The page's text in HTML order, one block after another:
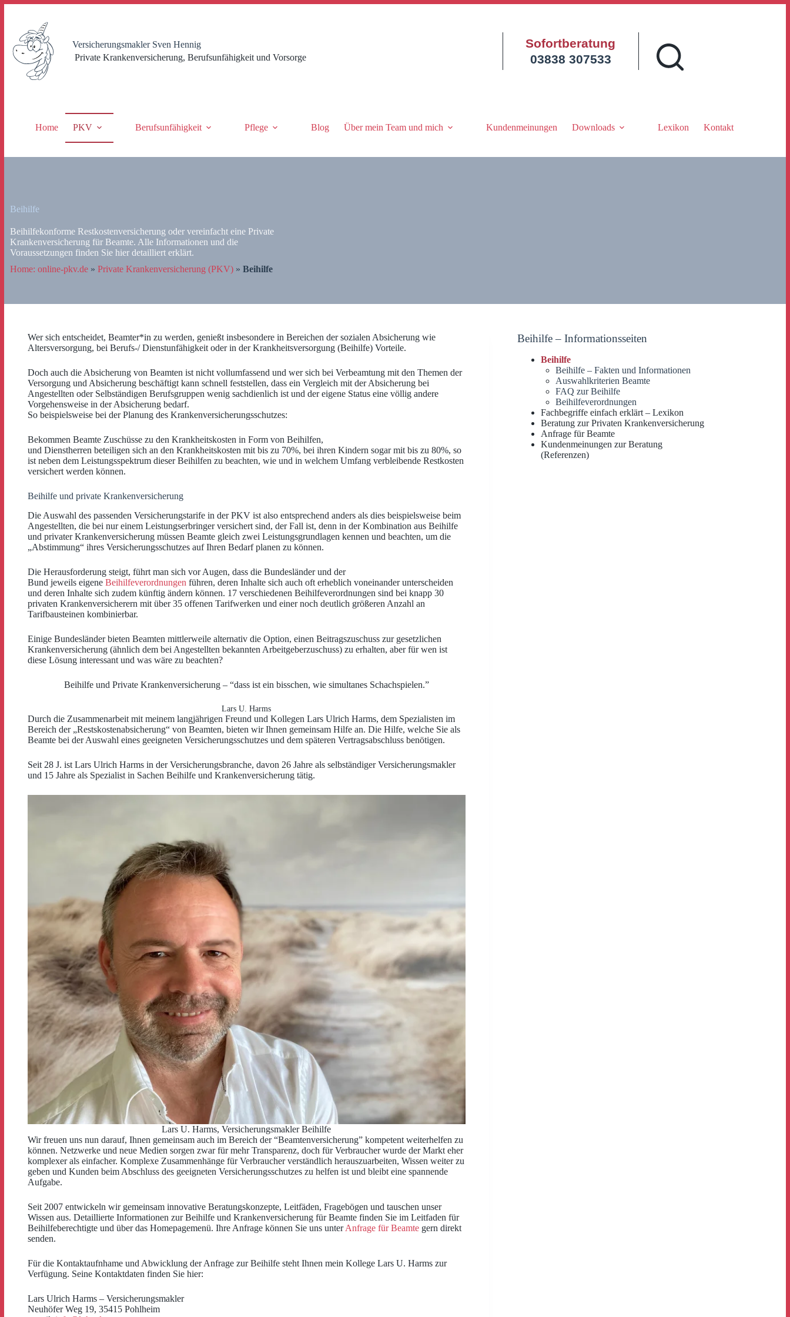
springen
Versicherungsmakler Sven Hennig
Private Krankenversicherung, Berufsunfähigkeit und Vorsorge
Sofortberatung
03838 307533
Home PKV Berufsunfähigkeit Pflege Blog Über mein Team und mich Kundenmeinungen Downloads Lexikon Kontakt
Beihilfe
Beihilfekonforme Restkostenversicherung oder vereinfacht eine Private
Krankenversicherung für Beamte. Alle Informationen und die
Voraussetzungen finden Sie hier detailliert erklärt.
Home: online-pkv.de » Private Krankenversicherung (PKV) » Beihilfe
Wer sich entscheidet, Beamter*in zu werden, genießt insbesondere in Bereichen der sozialen Absicherung wie
Altersversorgung, bei Berufs-/ Dienstunfähigkeit oder in der Krankheitsversorgung (Beihilfe) Vorteile.
Doch auch die Absicherung von Beamten ist nicht vollumfassend und wer sich bei Verbeamtung mit den Themen der
Versorgung und Absicherung beschäftigt kann schnell feststellen, dass ein Vergleich mit der Absicherung bei
Angestellten oder Selbständigen Berufsgruppen wenig sachdienlich ist und der eigene Status eine völlig andere
Vorgehensweise in der Absicherung bedarf.
So beispielsweise bei der Planung des Krankenversicherungsschutzes:
Bekommen Beamte Zuschüsse zu den Krankheitskosten in Form von Beihilfen,
und Dienstherren beteiligen sich an den Krankheitskosten mit bis zu 70%, bei ihren Kindern sogar mit bis zu 80%, so
ist neben dem Leistungsspektrum dieser Beihilfen zu beachten, wie und in welchem Umfang verbleibende Restkosten
versichert werden können.
Beihilfe und private Krankenversicherung
Die Auswahl des passenden Versicherungstarife in der PKV ist also entsprechend anders als dies beispielsweise beim
Angestellten, die bei nur einem Leistungserbringer versichert sind, der Fall ist, denn in der Kombination aus Beihilfe
und privater Krankenversicherung müssen Beamte gleich zwei Leistungsgrundlagen kennen und beachten, um die
„Abstimmung“ ihres Versicherungsschutzes auf Ihren Bedarf planen zu können.
Die Herausforderung steigt, führt man sich vor Augen, dass die Bundesländer und der
Bund jeweils eigene Beihilfeverordnungen führen, deren Inhalte sich auch oft erheblich voneinander unterscheiden
und deren Inhalte sich zudem künftig ändern können. 17 verschiedenen Beihilfeverordnungen sind bei knapp 30
privaten Krankenversicherern mit über 35 offenen Tarifwerken und einer noch deutlich größeren Anzahl an
Tarifbausteinen kombinierbar.
Einige Bundesländer bieten Beamten mittlerweile alternativ die Option, einen Beitragszuschuss zur gesetzlichen
Krankenversicherung (ähnlich dem bei Angestellten bekannten Arbeitgeberzuschuss) zu erhalten, aber für wen ist
diese Lösung interessant und was wäre zu beachten?
Beihilfe und Private Krankenversicherung – “dass ist ein bisschen, wie simultanes Schachspielen.”
Lars U. Harms
Durch die Zusammenarbeit mit meinem langjährigen Freund und Kollegen Lars Ulrich Harms, dem Spezialisten im
Bereich der „Restskostenabsicherung“ von Beamten, bieten wir Ihnen gemeinsam Hilfe an. Die Hilfe, welche Sie als
Beamte bei der Auswahl eines geeigneten Versicherungsschutzes und dem späteren Vertragsabschluss benötigen.
Seit 28 J. ist Lars Ulrich Harms in der Versicherungsbranche, davon 26 Jahre als selbständiger Versicherungsmakler
und 15 Jahre als Spezialist in Sachen Beihilfe und Krankenversicherung tätig.
Lars U. Harms, Versicherungsmakler Beihilfe
Wir freuen uns nun darauf, Ihnen gemeinsam auch im Bereich der “Beamtenversicherung” kompetent weiterhelfen zu
können. Netzwerke und neue Medien sorgen zwar für mehr Transparenz, doch für Verbraucher wurde der Markt eher
komplexer als einfacher. Komplexe Zusammenhänge für Verbraucher verständlich herauszuarbeiten, Wissen weiter zu
geben und Kunden beim Abschluss des geeigneten Versicherungsschutzes zu helfen ist und bleibt eine spannende
Aufgabe.
Seit 2007 entwickeln wir gemeinsam innovative Beratungskonzepte, Leitfäden, Fragebögen und tauschen unser
Wissen aus. Detaillierte Informationen zur Beihilfe und Krankenversicherung für Beamte finden Sie im Leitfaden für
Beihilfeberechtigte und über das Homepagemenü. Ihre Anfrage können Sie uns unterAnfrage für Beamte gern direkt
senden.
Für die Kontaktaufnhame und Abwicklung der Anfrage zur Beihilfe steht Ihnen mein Kollege Lars U. Harms zur
Verfügung. Seine Kontaktdaten finden Sie hier:
Lars Ulrich Harms – Versicherungsmakler
Neuhöfer Weg 19, 35415 Pohlheim
Beihilfe – Informationsseiten
Beihilfe
Beihilfe – Fakten und Informationen
Auswahlkriterien Beamte
FAQ zur Beihilfe
Beihilfeverordnungen
Fachbegriffe einfach erklärt – Lexikon
Beratung zur Privaten Krankenversicherung
Anfrage für Beamte
Kundenmeinungen zur Beratung
(Referenzen)